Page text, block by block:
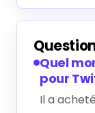
Quel
pour
Il a